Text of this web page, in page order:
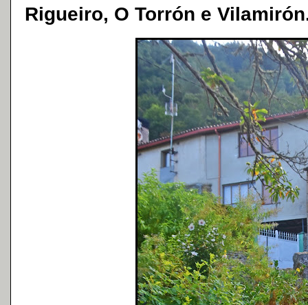
Rigueiro, O Torrón e